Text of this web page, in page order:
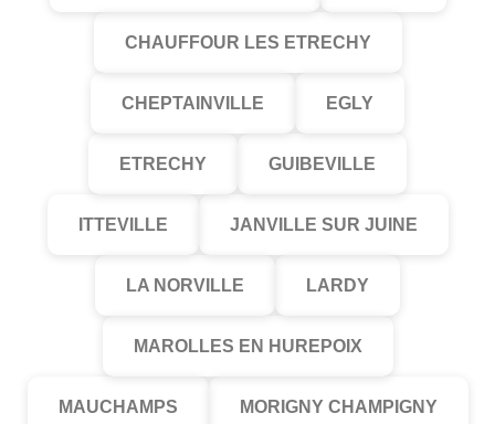
CHAUFFOUR LES ETRECHY
CHEPTAINVILLE EGLY
ETRECHY GUIBEVILLE
ITTEVILLE JANVILLE SUR JUINE
LA NORVILLE LARDY
MAROLLES EN HUREPOIX
MAUCHAMPS MORIGNY CHAMPIGNY